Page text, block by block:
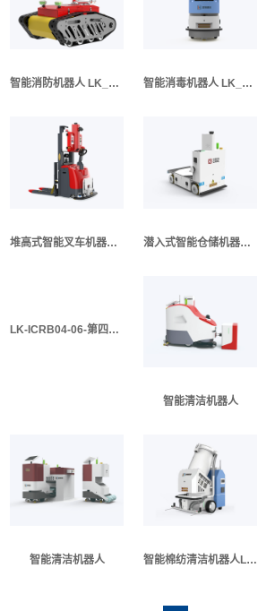
智能消防机器人 LK_XFRB01（Ⅰ代） 智能消毒机器人 LK_YLXD01（Ⅰ代）
堆高式智能叉车机器人 LK_IFTA01（Ⅱ代） 潜入式智能仓储机器人 LK_CC_QM02（Ⅱ代）
LK-ICRB04-06-第四代智能清洁机器人
智能清洁机器人
智能清洁机器人 智能棉纺清洁机器人LK-ICRB-065（Ⅱ代）